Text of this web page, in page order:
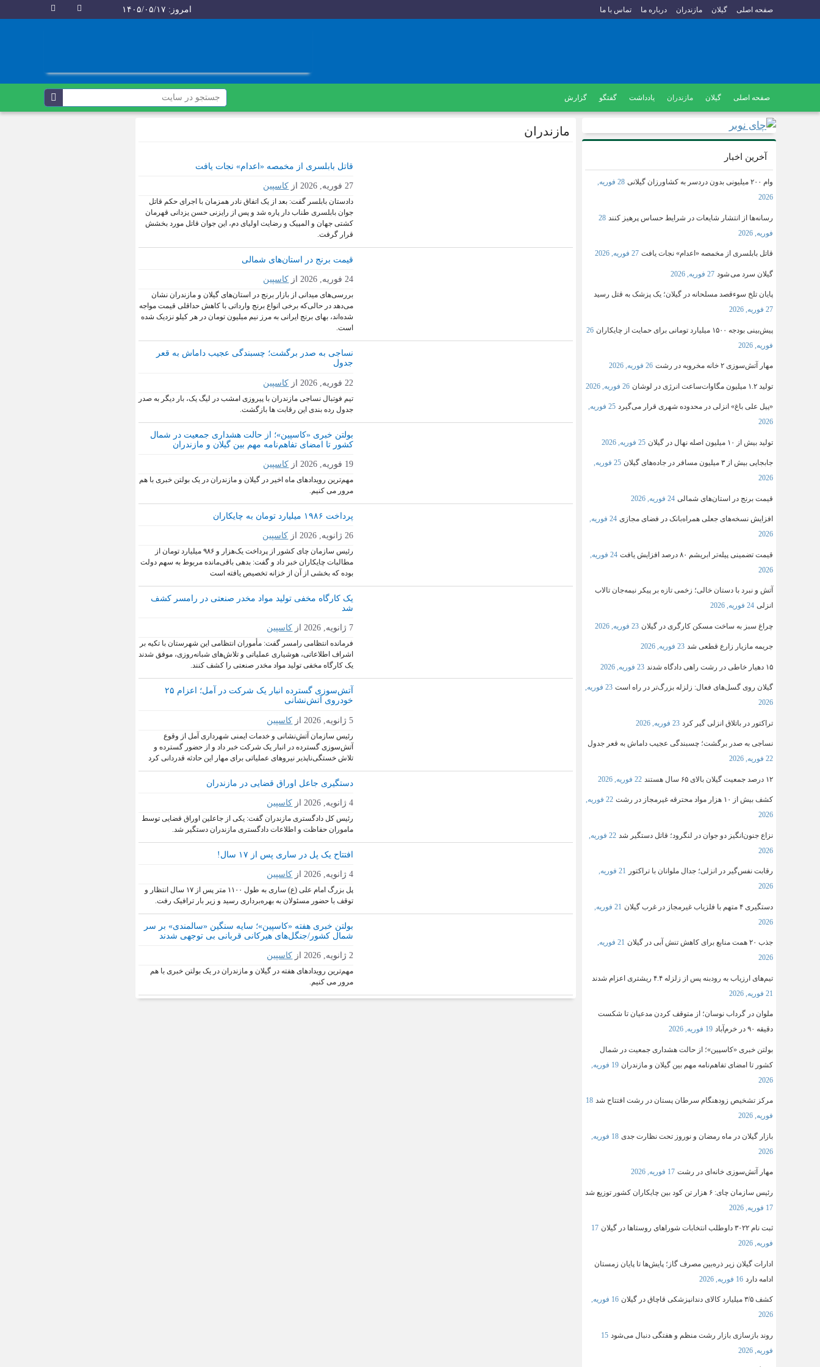
صفحه اصلی گیلان مازندران درباره ما تماس با ما امروز: ۱۴۰۵/۰۵/۱۷
صفحه اصلی گیلان مازندران یادداشت گفتگو گزارش
مازندران
قاتل بابلسری از مخمصه «اعدام» نجات یافت
27 فوریه, 2026 از کاسپین
دادستان بابلسر گفت: بعد از یک اتفاق نادر همزمان با اجرای حکم قاتل
جوان بابلسری طناب دار پاره شد و پس از رایزنی حسن یزدانی قهرمان
کشتی جهان و المپیک و رضایت اولیای دم، این جوان قاتل مورد بخشش
قرار گرفت.
قیمت برنج در استان‌های شمالی
24 فوریه, 2026 از کاسپین
بررسی‌های میدانی از بازار برنج در استان‌های گیلان و مازندران نشان
می‌دهد در حالی‌که برخی انواع برنج وارداتی با کاهش حداقلی قیمت مواجه
شده‌اند، بهای برنج ایرانی به مرز نیم میلیون تومان در هر کیلو نزدیک شده
است.
نساجی به صدر برگشت؛ چسبندگی عجیب داماش به قعر
جدول
22 فوریه, 2026 از کاسپین
تیم فوتبال نساجی مازندران با پیروزی امشب در لیگ یک، بار دیگر به صدر
جدول رده بندی این رقابت ها بازگشت.
بولتن خبری «کاسپین»؛ از حالت هشداری جمعیت در شمال
کشور تا امضای تفاهم‌نامه مهم بین گیلان و مازندران
19 فوریه, 2026 از کاسپین
مهم‌ترین رویدادهای ماه اخیر در گیلان و مازندران در یک بولتن خبری با هم
مرور می کنیم.
پرداخت ۱۹۸۶ میلیارد تومان به چایکاران
26 ژانویه, 2026 از کاسپین
رئیس سازمان چای کشور از پرداخت یک‌هزار و ۹۸۶ میلیارد تومان از
مطالبات چایکاران خبر داد و گفت: بدهی باقی‌مانده مربوط به سهم دولت
بوده که بخشی از آن از خزانه تخصیص یافته است
یک کارگاه مخفی تولید مواد مخدر صنعتی در رامسر کشف
شد
7 ژانویه, 2026 از کاسپین
فرمانده انتظامی رامسر گفت: مأموران انتظامی این شهرستان با تکیه بر
اشراف اطلاعاتی، هوشیاری عملیاتی و تلاش‌های شبانه‌روزی، موفق شدند
یک کارگاه مخفی تولید مواد مخدر صنعتی را کشف کنند.
آتش‌سوزی گسترده انبار یک شرکت در آمل؛ اعزام ۲۵
خودروی آتش‌نشانی
5 ژانویه, 2026 از کاسپین
رئیس سازمان آتش‌نشانی و خدمات ایمنی شهرداری آمل از وقوع
آتش‌سوزی گسترده در انبار یک شرکت خبر داد و از حضور گسترده و
تلاش خستگی‌ناپذیر نیروهای عملیاتی برای مهار این حادثه قدردانی کرد
دستگیری جاعل اوراق قضایی در مازندران
4 ژانویه, 2026 از کاسپین
رئیس‌ کل دادگستری مازندران گفت: یکی از جاعلین اوراق قضایی توسط
ماموران حفاظت و اطلاعات دادگستری مازندران دستگیر شد.
افتتاح یک پل در ساری پس از ۱۷ سال!
4 ژانویه, 2026 از کاسپین
پل بزرگ امام علی (ع) ساری به طول ۱۱۰۰ متر پس از ۱۷ سال انتظار و
توقف با حضور مسئولان به بهره‌برداری رسید و زیر بار ترافیک رفت.
بولتن خبری هفته «کاسپین»؛ سایه سنگین «سالمندی» بر سر
شمال کشور/جنگل‌های هیرکانی قربانی بی توجهی شدند
2 ژانویه, 2026 از کاسپین
مهم‌ترین رویدادهای هفته در گیلان و مازندران در یک بولتن خبری با هم
مرور می کنیم.
آخرین اخبار
وام ۲۰۰ میلیونی بدون دردسر به کشاورزان گیلانی
28 فوریه,
2026
رسانه‌ها از انتشار شایعات در شرایط حساس پرهیز کنند 28
فوریه, 2026
قاتل بابلسری از مخمصه «اعدام» نجات یافت 27 فوریه, 2026
گیلان سرد می شود 27 فوریه, 2026
پایان تلخ سوءقصد مسلحانه در گیلان؛ یک پزشک به قتل رسید
27 فوریه, 2026
پیش‌بینی بودجه ۱۵۰۰ میلیارد تومانی برای حمایت از چایکاران
26
فوریه, 2026
مهار آتش‌سوزی ۲ خانه مخروبه در رشت 26 فوریه, 2026
تولید ۱.۲ میلیون مگاوات‌ساعت انرژی در لوشان 26 فوریه, 2026
«پیل علی باغ» انزلی در محدوده شهری قرار می‌گیرد
25 فوریه,
2026
تولید بیش از ۱۰ میلیون اصله نهال در گیلان 25 فوریه, 2026
جابجایی بیش از ۳ میلیون مسافر در جاده‌های گیلان
25 فوریه,
2026
قیمت برنج در استان‌های شمالی 24 فوریه, 2026
افزایش نسخه‌های جعلی همراه‌بانک در فضای مجازی
24 فوریه,
2026
قیمت تضمینی پیله‌تر ابریشم ۸۰ درصد افزایش یافت
24 فوریه,
2026
آتش و نبرد با دستان خالی؛ زخمی تازه بر پیکر نیمه‌جان تالاب
انزلی 24 فوریه, 2026
چراغ سبز به ساخت مسکن کارگری در گیلان 23 فوریه, 2026
جریمه مازیار زارع قطعی شد 23 فوریه, 2026
۱۵ دهیار خاطی در رشت راهی دادگاه شدند 23 فوریه, 2026
گیلان روی گسل‌های فعال: زلزله بزرگ‌تر در راه است
23 فوریه,
2026
تراکتور در باتلاق انزلی گیر کرد 23 فوریه, 2026
نساجی به صدر برگشت؛ چسبندگی عجیب داماش به قعر جدول
22 فوریه, 2026
۱۲ درصد جمعیت گیلان بالای ۶۵ سال هستند 22 فوریه, 2026
کشف بیش از ۱۰ هزار مواد محترقه غیرمجاز در رشت
22 فوریه,
2026
نزاع جنون‌انگیز دو جوان در لنگرود؛ قاتل دستگیر شد
22 فوریه,
2026
رقابت نفس‌گیر در انزلی؛ جدال ملوانان با تراکتور
21 فوریه,
2026
دستگیری ۴ متهم با فلزیاب غیرمجاز در غرب گیلان
21 فوریه,
2026
جذب ۲۰ همت منابع برای کاهش تنش آبی در گیلان
21 فوریه,
2026
تیم‌های ارزیاب به رودبنه پس از زلزله ۴.۴ ریشتری اعزام شدند
21 فوریه, 2026
ملوان در گرداب نوسان؛ از متوقف کردن مدعیان تا شکست
دقیقه ۹۰ در خرم‌آباد
19 فوریه, 2026
بولتن خبری «کاسپین»؛ از حالت هشداری جمعیت در شمال
کشور تا امضای تفاهم‌نامه مهم بین گیلان و مازندران
19 فوریه,
2026
مرکز تشخیص زودهنگام سرطان پستان در رشت افتتاح شد 18
فوریه, 2026
بازار گیلان در ماه رمضان و نوروز تحت نظارت جدی
18 فوریه,
2026
مهار آتش‌سوزی خانه‌ای در رشت 17 فوریه, 2026
رئیس سازمان چای: ۶ هزار تن کود بین چایکاران کشور توزیع شد
17 فوریه, 2026
ثبت‌ نام ۳۰۲۲ داوطلب انتخابات شوراهای روستاها در گیلان
17
فوریه, 2026
ادارات گیلان زیر ذره‌بین مصرف گاز؛ پایش‌ها تا پایان زمستان
ادامه دارد 16 فوریه, 2026
کشف ۳/۵ میلیارد کالای دندانپزشکی قاچاق در گیلان
16 فوریه,
2026
روند بازسازی بازار رشت منظم و هفتگی دنبال می‌شود 15
فوریه, 2026